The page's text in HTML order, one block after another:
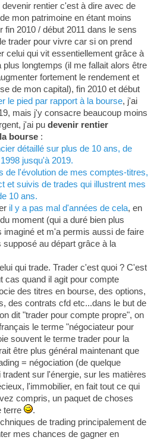
rentier c'est à dire avec de
mon patrimoine en étant moins
fin 2010 / début 2011 dans le sens
trader pour vivre car si on prend
celui qui vit essentiellement grâce à
longtemps (il me fallait alors être
fortement le rendement et
de mon capital), fin 2010 et début
le pied par rapport à la bourse, j'ai
mais j'y consacre beaucoup moins
j'ai pu devenir rentier
bourse:
détaillé sur plus de 10 ans, de
jusqu'à 2019.
de l'évolution de mes comptes-titres,
et suivis de trades qui illustrent mes
10 ans.
il y a pas mal d'années de cela, en
moment (qui a duré bien plus
imaginé et m'a permis aussi de faire
supposé au départ grâce à la
qui trade. Trader c'est quoi ? C'est
cas quand il agit pour compte
des titres en bourse, des options,
des contrats cfd etc...dans le but de
dit "trader pour compte propre", on
le terme "négociateur pour
souvent le terme trader pour la
être plus général maintenant que
= négociation (de quelque
sur l'énergie, sur les matières
l'immobilier, en fait tout ce qui
compris, un paquet de choses
terre
.
de trading principalement de
mes chances de gagner en